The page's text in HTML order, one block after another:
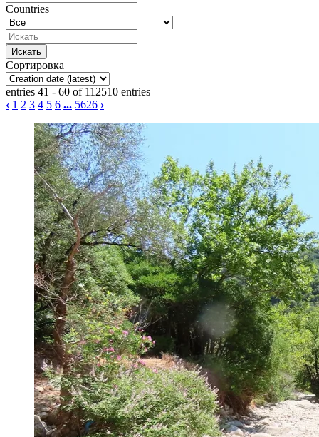
Countries
Сортировка
entries 41 - 60 of 112510 entries
‹ 1 2 3 4 5 6 ... 5626 ›